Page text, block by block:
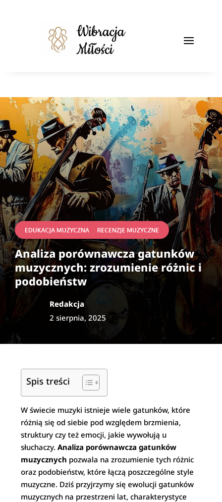
EDUKACJA MUZYCZNA RECENZJE MUZYCZNE
Analiza porównawcza gatunków
muzycznych: zrozumienie różnic i
podobieństw
Redakcja
2 sierpnia, 2025
Spis treści
W świecie muzyki istnieje wiele gatunków, które
różnią się od siebie pod względem brzmienia,
struktury czy też emocji, jakie wywołują u
słuchaczy.Analiza porównawcza gatunków
muzycznych pozwala na zrozumienie tych różnic
oraz podobieństw, które łączą poszczególne style
muzyczne. Dziś przyjrzymy się ewolucji gatunków
muzycznych na przestrzeni lat, charakterystyce